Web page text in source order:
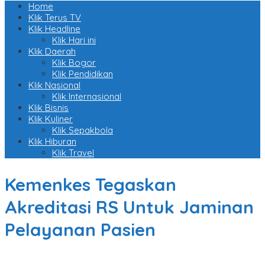
Home
Klik Terus TV
Klik Headline
Klik Hari ini
Klik Daerah
Klik Bogor
Klik Pendidikan
Klik Nasional
Klik Internasional
Klik Bisnis
Klik Kuliner
Klik Sepakbola
Klik Hiburan
Klik Travel
Kemenkes Tegaskan
Akreditasi RS Untuk Jaminan
Pelayanan Pasien